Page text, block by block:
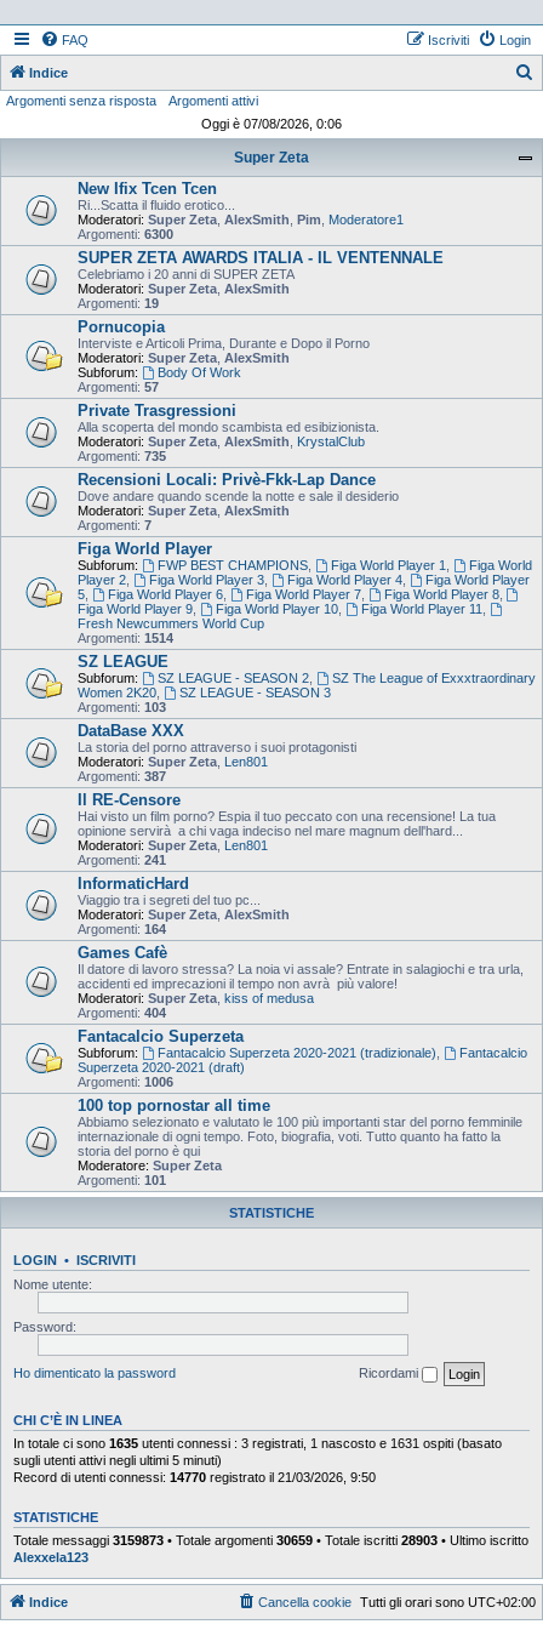
FAQ Login
Iscriviti
Indice
Argomenti senza risposta
Argomenti attivi
Oggi è 07/08/2026, 0:06
Super Zeta
New Ifix Tcen Tcen
Ri...Scatta il fluido erotico...
Moderatori: Super Zeta AlexSmith Pim
Moderatore1
Argomenti: 6300
SUPER ZETA AWARDS ITALIA - IL VENTENNALE
Celebriamo i 20 anni di SUPER ZETA
Moderatori: Super Zeta AlexSmith
Argomenti: 19
Pornucopia
Interviste e Articoli Prima, Durante e Dopo il Porno
Moderatori: Super Zeta AlexSmith
Subforum:
Body Of Work
Argomenti: 57
Private Trasgressioni
Alla scoperta del mondo scambista ed esibizionista.
Moderatori: Super Zeta AlexSmith
KrystalClub
Argomenti: 735
Recensioni Locali: Privè-Fkk-Lap Dance
Dove andare quando scende la notte e sale il desiderio
Moderatori: Super Zeta AlexSmith
Argomenti: 7
Figa World Player
Subforum: FWP BEST CHAMPIONS, Figa World Player 1
Figa World
Player 2
Figa World Player 3, Figa World Player 4,
Figa World Player
5
Figa World Player 6, Figa World Player 7, Figa World Player 8,
Figa World Player 9
Figa World Player 10, Figa World Player 11
Fresh Newcummers World Cup
Argomenti: 1514
SZ LEAGUE
Subforum: SZ LEAGUE - SEASON 2,
SZ The League of Exxxtraordinary
Women 2K20
SZ LEAGUE - SEASON 3
Argomenti: 103
DataBase XXX
La storia del porno attraverso i suoi protagonisti
Moderatori: Super Zeta Len801
Argomenti: 387
Il RE-Censore
Hai visto un film porno? Espia il tuo peccato con una recensione! La tua
opinione servirà a chi vaga indeciso nel mare magnum dell'hard...
Moderatori: Super Zeta Len801
Argomenti: 241
InformaticHard
Viaggio tra i segreti del tuo pc...
Moderatori: Super Zeta AlexSmith
Argomenti: 164
Games Cafè
Il datore di lavoro stressa? La noia vi assale? Entrate in salagiochi e tra urla,
accidenti ed imprecazioni il tempo non avrà più valore!
Moderatori: Super Zeta kiss of medusa
Argomenti: 404
Fantacalcio Superzeta
Subforum: Fantacalcio Superzeta 2020-2021 (tradizionale)
Fantacalcio
Superzeta 2020-2021 (draft)
Argomenti: 1006
100 top pornostar all time
Abbiamo selezionato e valutato le 100 più importanti star del porno femminile
internazionale di ogni tempo. Foto, biografia, voti. Tutto quanto ha fatto la
storia del porno è qui
Moderatore: Super Zeta
Argomenti: 101
STATISTICHE
LOGIN • ISCRIVITI
Nome utente:
Password:
Ho dimenticato la password Ricordami
CHI C’È IN LINEA
In totale ci sono 1635 utenti connessi : 3 registrati, 1 nascosto e 1631 ospiti (basato
sugli utenti attivi negli ultimi 5 minuti)
Record di utenti connessi: 14770 registrato il 21/03/2026, 9:50
STATISTICHE
Totale messaggi 3159873 • Totale argomenti 30659 • Totale iscritti 28903 • Ultimo iscritto
Alexxela123
Indice Tutti gli orari sono UTC+02:00
Cancella cookie